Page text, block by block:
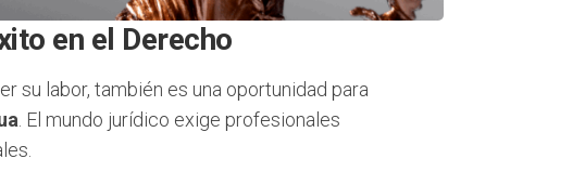
en el Derecho
su labor, también es una oportunidad para
. El mundo jurídico exige profesionales